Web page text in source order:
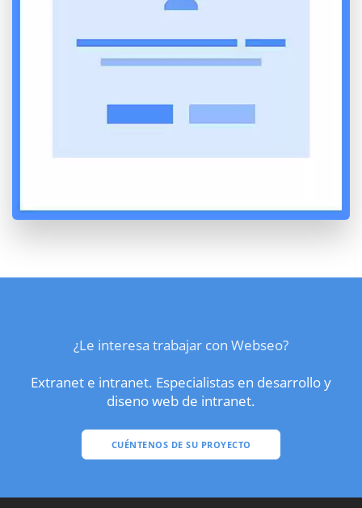
¿Le interesa trabajar con Webseo?
Extranet e intranet. Especialistas en desarrollo y
diseno web de intranet.
CUÉNTENOS DE SU PROYECTO